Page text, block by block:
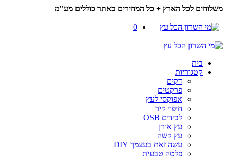
משלוחים לכל הארץ + כל המחירים באתר כוללים מע"מ
0
בית
קטגוריות
דקים
פרקטים
אפוקסי לעץ
חיפוי קיר
לבידים OSB
עץ אורן
עץ קשה
עשה זאת בעצמך DIY
פלטה טבעית